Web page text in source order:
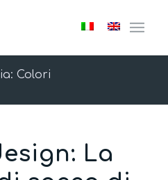
Colori
La